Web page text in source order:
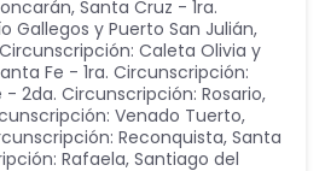
, Santa Cruz - 1ra.
Gallegos y Puerto San Julián,
Caleta Olivia y
Fe - 1ra. Circunscripción:
- 2da. Circunscripción: Rosario,
Venado Tuerto,
Reconquista, Santa
Rafaela, Santiago del